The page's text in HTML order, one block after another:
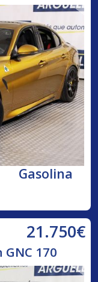
Gasolina
21.750€
170